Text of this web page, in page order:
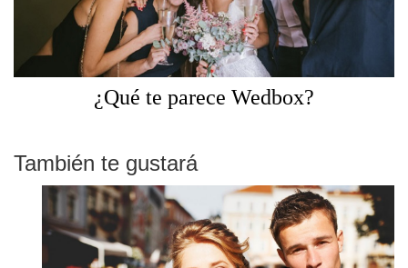
¿Qué te parece Wedbox?
También te gustará